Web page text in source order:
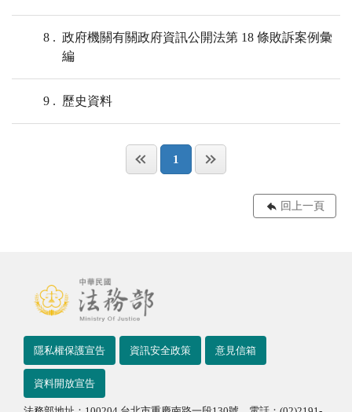
8
政府機關有關政府資訊公開法第 18 條敗訴案例彙
編
9 歷史資料
1
回上一頁
隱私權保護宣告 資訊安全政策 意見信箱
資料開放宣告